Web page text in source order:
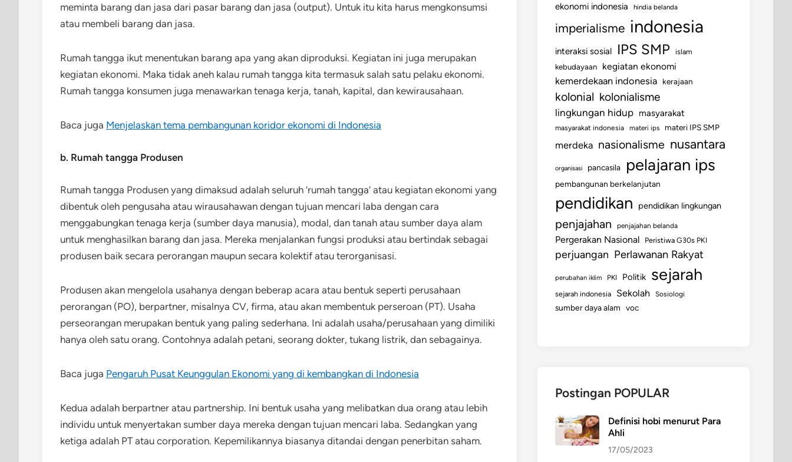
meminta barang dan jasa dari pasar barang dan jasa (output). Untuk itu kita harus mengkonsumsi
atau membeli barang dan jasa.
Rumah tangga ikut menentukan barang apa yang akan diproduksi. Kegiatan ini juga merupakan
kegiatan ekonomi. Maka tidak aneh kalau rumah tangga kita termasuk salah satu pelaku ekonomi.
Rumah tangga konsumen juga menawarkan tenaga kerja, tanah, kapital, dan kewirausahaan.
Baca juga Menjelaskan tema pembangunan koridor ekonomi di Indonesia
b. Rumah tangga Produsen
Rumah tangga Produsen yang dimaksud adalah seluruh ’rumah tangga’ atau kegiatan ekonomi yang
dibentuk oleh pengusaha atau wirausahawan dengan tujuan mencari laba dengan cara
menggabungkan tenaga kerja (sumber daya manusia), modal, dan tanah atau sumber daya alam
untuk menghasilkan barang dan jasa. Mereka menjalankan fungsi produksi atau bertindak sebagai
produsen baik secara perorangan maupun secara kolektif atau terorganisasi.
Produsen akan mengelola usahanya dengan beberap acara atau bentuk seperti perusahaan
perorangan (PO), berpartner, misalnya CV, firma, atau akan membentuk perseroan (PT). Usaha
perseorangan merupakan bentuk yang paling sederhana. Ini adalah usaha/perusahaan yang dimiliki
hanya oleh satu orang. Contohnya adalah petani, seorang dokter, tukang listrik, dan sebagainya.
Baca juga Pengaruh Pusat Keunggulan Ekonomi yang di kembangkan di Indonesia
Kedua adalah berpartner atau partnership. Ini bentuk usaha yang melibatkan dua orang atau lebih
individu untuk menyertakan sumber daya mereka dengan tujuan mencari laba. Sedangkan yang
ketiga adalah PT atau corporation. Kepemilikannya biasanya ditandai dengan penerbitan saham.
ekonomi indonesia
hindia belanda
imperialisme indonesia
interaksi sosial IPS SMP
islam
kebudayaan
kegiatan ekonomi
kemerdekaan indonesia kerajaan
kolonial kolonialisme
lingkungan hidup masyarakat
masyarakat indonesia materi ips materi IPS SMP
merdeka nasionalisme nusantara
organisasi pancasila pelajaran ips
pembangunan berkelanjutan
pendidikan pendidikan lingkungan
penjajahan penjajahan belanda
Pergerakan Nasional Peristiwa G30s PKI
perjuangan Perlawanan Rakyat
perubahan iklim PKI Politik sejarah
sejarah indonesia Sekolah Sosiologi
sumber daya alam voc
Postingan POPULAR
Definisi hobi menurut Para
Ahli
17/05/2023